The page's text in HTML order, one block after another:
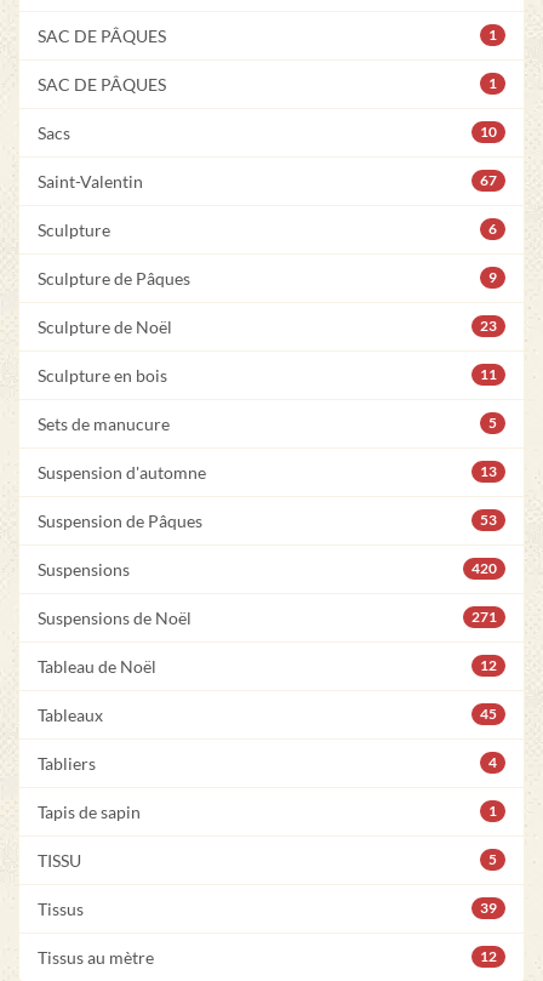
SAC DE PÂQUES 1
SAC DE PÂQUES 1
Sacs 10
Saint-Valentin 67
Sculpture 6
Sculpture de Pâques 9
Sculpture de Noël 23
Sculpture en bois 11
Sets de manucure 5
Suspension d'automne 13
Suspension de Pâques 53
Suspensions 420
Suspensions de Noël 271
Tableau de Noël 12
Tableaux 45
Tabliers 4
Tapis de sapin 1
TISSU 5
Tissus 39
Tissus au mètre 12